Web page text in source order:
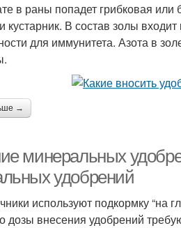
в раны попадет грибковая
кустарник. В состав золы
для иммунитета. Азота в
→
минеральных
удобрений
используют подкормку “на
дозы внесения удобрений